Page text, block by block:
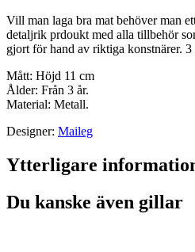
Vill man laga bra mat behöver man
detaljrik prdoukt med alla tillbehör
gjort för hand av riktiga konstnärer.
Mått: Höjd 11 cm
Ålder: Från 3 år.
Material: Metall.
Designer: Maileg
Ytterligare
Du kanske även gillar